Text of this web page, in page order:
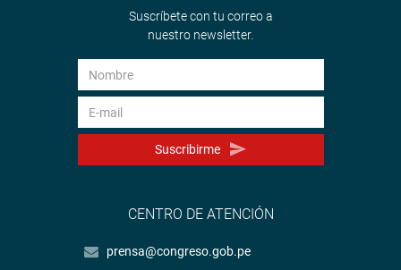
Suscríbete con tu correo a
nuestro newsletter.
Suscribirme
CENTRO DE ATENCIÓN
prensa@congreso.gob.pe